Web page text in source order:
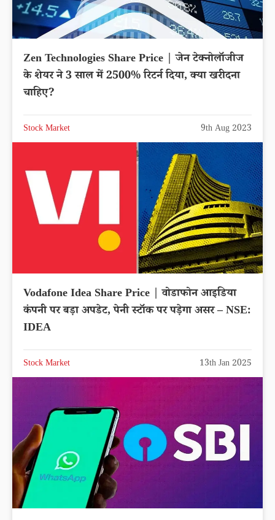
Zen Technologies Share Price | जेन टेक्नोलॉजीज
के शेयर ने 3 साल में 2500% रिटर्न दिया, क्या खरीदना
चाहिए?
Stock Market 9th Aug 2023
Vodafone Idea Share Price | वोडाफोन आइडिया
कंपनी पर बड़ा अपडेट, पेनी स्टॉक पर पड़ेगा असर – NSE:
IDEA
Stock Market 13th Jan 2025